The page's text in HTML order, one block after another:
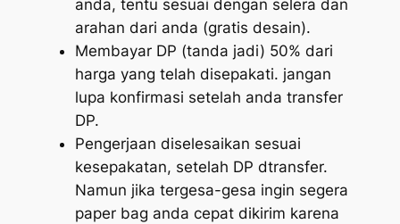
anda, tentu sesuai dengan selera dan
arahan dari anda (gratis desain).
Membayar DP (tanda jadi) 50% dari
harga yang telah disepakati. jangan
lupa konfirmasi setelah anda transfer
DP.
Pengerjaan diselesaikan sesuai
kesepakatan, setelah DP dtransfer.
Namun jika tergesa-gesa ingin segera
paper bag anda cepat dikirim karena